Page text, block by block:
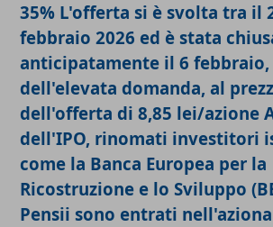
35% L'offerta si è svolta tra il
febbraio 2026 ed è stata
anticipatamente il 6 febbraio,
dell'elevata domanda, al
dell'offerta di 8,85 lei/azione
dell'IPO, rinomati investitori
come la Banca Europea per la
Ricostruzione e lo Sviluppo
Pensii sono entrati